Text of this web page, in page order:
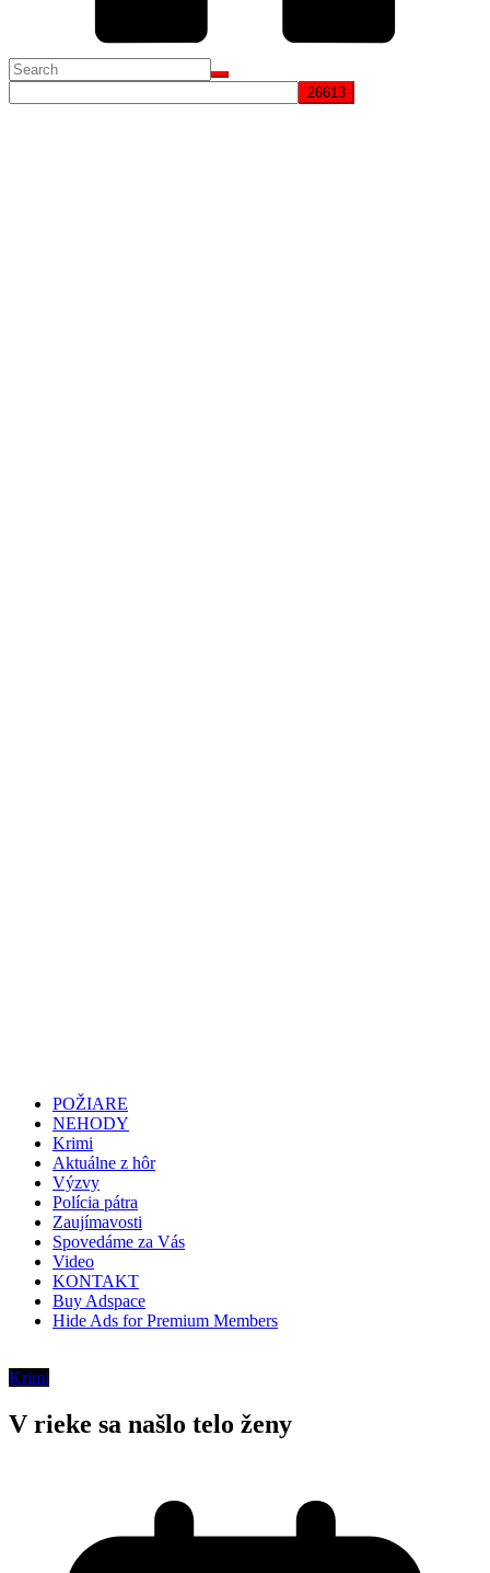
POŽIARE
NEHODY
Krimi
Aktuálne z hôr
Výzvy
Polícia pátra
Zaujímavosti
Spovedáme za Vás
Video
KONTAKT
Buy Adspace
Hide Ads for Premium Members
Krimi
V rieke sa našlo telo ženy